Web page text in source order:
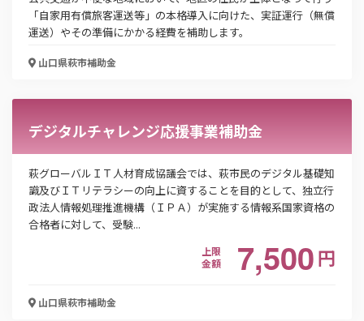
お名前
メールアドレス
電話番号
「PDF資料ダウンロード」ボタンを押下した時点
で本サービスの
「自家用有償旅客運送等」の本格導入に向けた、実証運行（無償
運送）やその準備にかかる経費を補助します。
山口県萩市補助金
デジタルチャレンジ応援事業補助金
萩グローバルＩＴ人材育成協議会では、萩市民のデジタル基礎知
識及びＩＴリテラシーの向上に資することを目的として、独立行
政法人情報処理推進機構（ＩＰＡ）が実施する情報系国家資格の
合格者に対して、受験...
上限
金額
7,500円
山口県萩市補助金